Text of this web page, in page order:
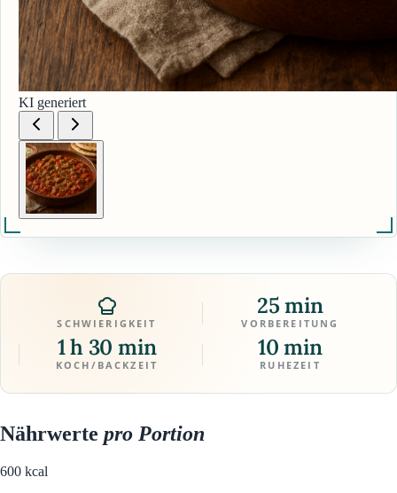
KI generiert
SCHWIERIGKEIT
25 min
VORBEREITUNG
1 h 30 min
KOCH/BACKZEIT
10 min
RUHEZEIT
Nährwerte pro Portion
600 kcal